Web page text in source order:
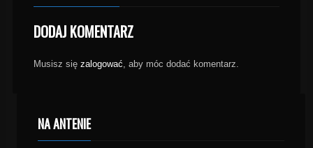
DODAJ KOMENTARZ
Musisz się zalogować , aby móc dodać komentarz.
NA ANTENIE